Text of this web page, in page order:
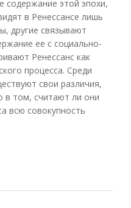
содержание этой эпохи,
в Ренессансе лишь
другие связывают
ее с социально-
Ренессанс как
процесса. Среди
свои различия,
в том, считают ли они
всю совокупность